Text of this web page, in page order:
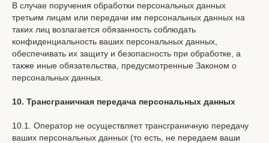
В случае поручения обработки персональных данных
третьим лицам или передачи им персональных данных на
таких лиц возлагается обязанность соблюдать
конфиденциальность ваших персональных данных,
обеспечивать их защиту и безопасность при обработке, а
также иные обязательства, предусмотренные Законом о
персональных данных.
10. Трансграничная передача персональных данных
10.1. Оператор не осуществляет трансграничную передачу
ваших персональных данных (то есть, не передаем ваши